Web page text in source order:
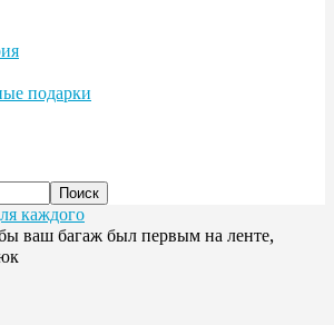
подарки
каждого
ваш багаж был первым на ленте,